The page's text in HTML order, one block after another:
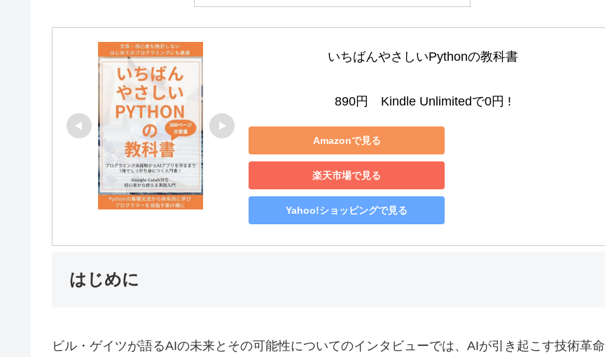
いちばんやさしいPythonの教科書
890円　Kindle Unlimitedで0円 !
Amazonで見る
楽天市場で見る
Yahoo!ショッピングで見る
はじめに
ビル・ゲイツが語るAIの未来とその可能性についてのインタビューでは、AIが引き起こす技術革命